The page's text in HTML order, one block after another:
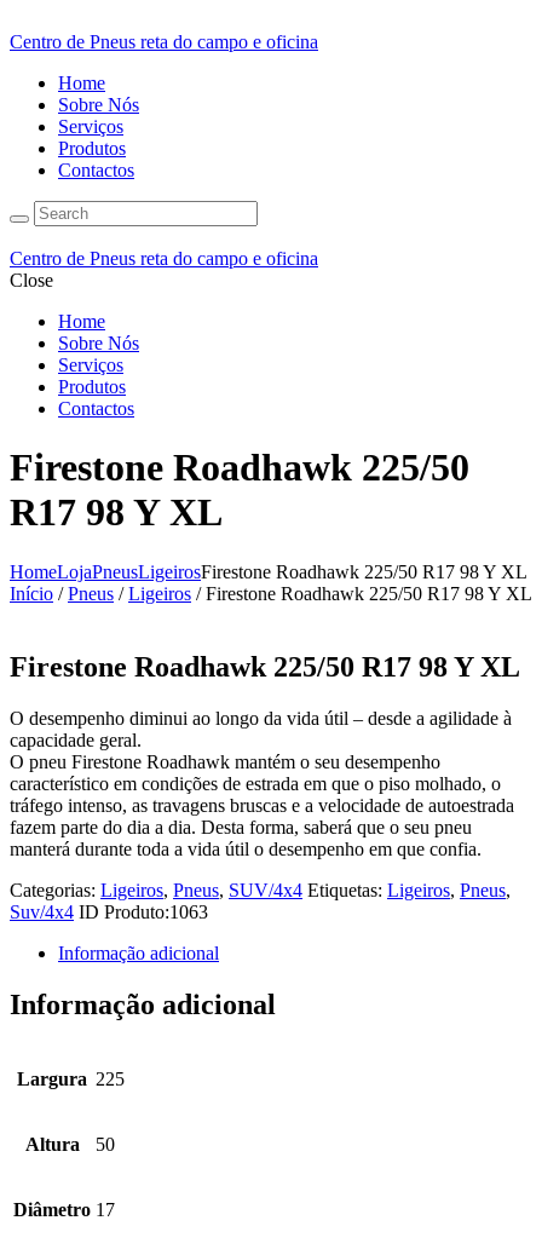
Centro de Pneus reta do campo e oficina
Home
Sobre Nós
Serviços
Produtos
Contactos
Centro de Pneus reta do campo e oficina
Close
Home
Sobre Nós
Serviços
Produtos
Contactos
Firestone Roadhawk 225/50
R17 98 Y XL
HomeLojaPneusLigeirosFirestone Roadhawk 225/50 R17 98 Y XL
Início /Pneus /Ligeiros / Firestone Roadhawk 225/50 R17 98 Y XL
Firestone Roadhawk 225/50 R17 98 Y XL
O desempenho diminui ao longo da vida útil – desde a agilidade à
capacidade geral.
O pneu Firestone Roadhawk mantém o seu desempenho
característico em condições de estrada em que o piso molhado, o
tráfego intenso, as travagens bruscas e a velocidade de autoestrada
fazem parte do dia a dia. Desta forma, saberá que o seu pneu
manterá durante toda a vida útil o desempenho em que confia.
Categorias: Ligeiros, Pneus, SUV/4x4 Etiquetas: Ligeiros, Pneus,
Suv/4x4 ID Produto:1063
Informação adicional
Informação adicional
Largura 225
Altura 50
Diâmetro 17